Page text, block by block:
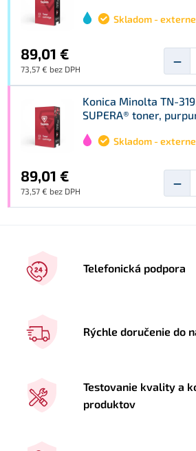
Skladom - externe
89,01 €
73,57 € bez DPH −
Konica Minolta TN-
SUPERA® toner,
Skladom - externe
89,01 €
73,57 € bez DPH −
Telefonická podpora
Rýchle doručenie do
Testovanie kvality a
produktov